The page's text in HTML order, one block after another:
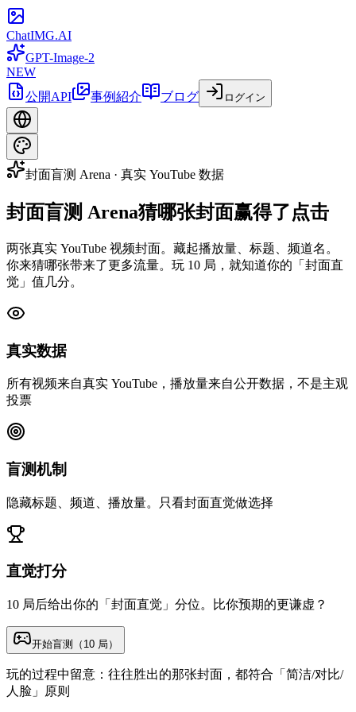
ChatIMG.AI
GPT-Image-2
NEW
公開API
事例紹介 ブログ ログイン
封面盲测 Arena · 真实 YouTube 数据
封面盲测 Arena猜哪张封面赢得了点击
两张真实 YouTube 视频封面。藏起播放量、标题、频道名。
你来猜哪张带来了更多流量。玩 10 局，就知道你的「封面直
觉」值几分。
真实数据
所有视频来自真实 YouTube，播放量来自公开数据，不是主观
投票
盲测机制
隐藏标题、频道、播放量。只看封面直觉做选择
直觉打分
10 局后给出你的「封面直觉」分位。比你预期的更谦虚？
开始盲测（10 局）
玩的过程中留意：往往胜出的那张封面，都符合「简洁/对比/
人脸」原则